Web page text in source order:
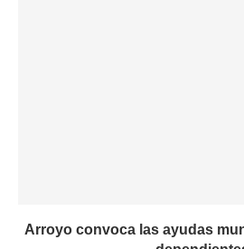
Arroyo convoca las ayudas